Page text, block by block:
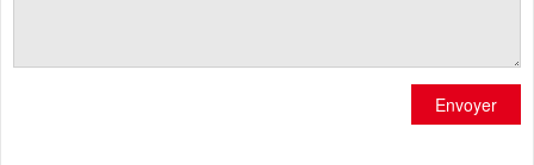
Envoyer